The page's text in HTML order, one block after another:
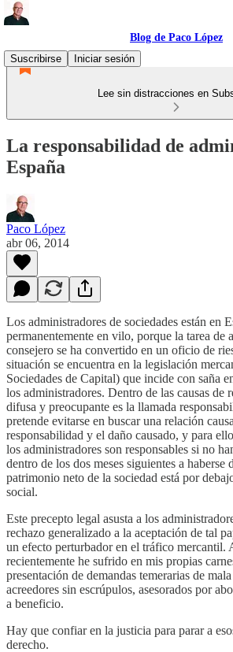
Blog de Paco López
Suscribirse
Iniciar sesión
Lee sin distracciones en
La responsabilidad de
España
Paco López
abr 06, 2014
Los administradores de sociedades están en
permanentemente en vilo, porque la tarea de
consejero se ha convertido en un oficio de
situación se encuentra en la legislación
Sociedades de Capital) que incide con saña
los administradores. Dentro de las causas de
difusa y preocupante es la llamada
pretende evitarse en buscar una relación
responsabilidad y el daño causado, y para
los administradores son responsables si no
dentro de los dos meses siguientes a haberse
patrimonio neto de la sociedad está por
social.
Este precepto legal asusta a los
rechazo generalizado a la aceptación de tal
un efecto perturbador en el tráfico mercantil.
recientemente he sufrido en mis propias
presentación de demandas temerarias de
acreedores sin escrúpulos, asesorados por
a beneficio.
Hay que confiar en la justicia para parar a
derecho.